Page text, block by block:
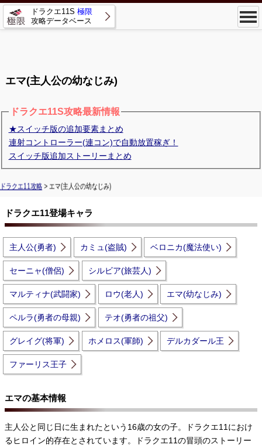
ドラクエ11S 極限
攻略データベース
エマ(主人公の幼なじみ)
ドラクエ11S攻略最新情報
★スイッチ版の追加要素まとめ
連射コントローラー(連コン)で自動放置稼ぎ！
スイッチ版追加ストーリーまとめ
ドラクエ11攻略 > エマ(主人公の幼なじみ)
ドラクエ11登場キャラ
主人公(勇者) カミュ(盗賊) ベロニカ(魔法使い)
セーニャ(僧侶) シルビア(旅芸人)
マルティナ(武闘家) ロウ(老人) エマ(幼なじみ)
ペルラ(勇者の母親) テオ(勇者の祖父)
グレイグ(将軍) ホメロス(軍師) デルカダール王
ファーリス王子
エマの基本情報
主人公と同じ日に生まれたという16歳の女の子。ドラクエ11におけ
るヒロイン的存在とされています。ドラクエ11の冒頭のストーリー